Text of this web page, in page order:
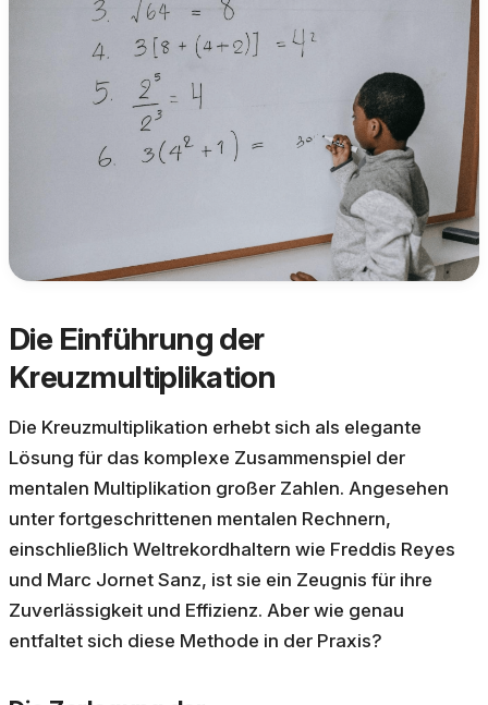
Die Einführung der
Kreuzmultiplikation
Die Kreuzmultiplikation erhebt sich als elegante
Lösung für das komplexe Zusammenspiel der
mentalen Multiplikation großer Zahlen. Angesehen
unter fortgeschrittenen mentalen Rechnern,
einschließlich Weltrekordhaltern wie Freddis Reyes
und Marc Jornet Sanz, ist sie ein Zeugnis für ihre
Zuverlässigkeit und Effizienz. Aber wie genau
entfaltet sich diese Methode in der Praxis?